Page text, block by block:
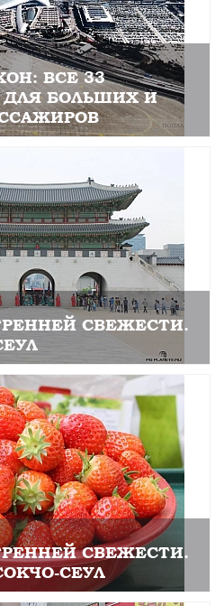
ВСЕ 33
ДЛЯ БОЛЬШИХ И
СВЕЖЕСТИ.
СВЕЖЕСТИ.
СЕУЛ